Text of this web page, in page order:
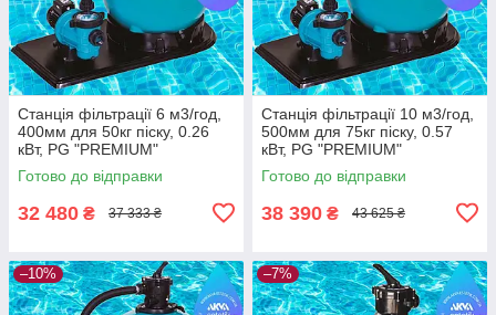
Станція фільтрації 6 м3/год,
400мм для 50кг піску, 0.26
кВт, PG "PREMIUM"
Готово до відправки
32 480 ₴ 37 333 ₴
Станція фільтрації 10 м3/год,
500мм для 75кг піску, 0.57
кВт, PG "PREMIUM"
Готово до відправки
38 390 ₴ 43 625 ₴
–10% –7%